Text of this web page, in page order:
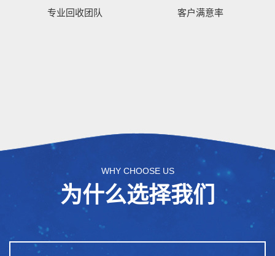
专业回收团队 客户满意率
WHY CHOOSE US
为什么选择我们